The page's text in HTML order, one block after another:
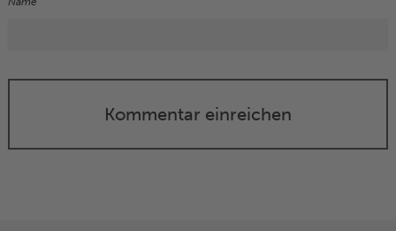
Kommentar einreichen